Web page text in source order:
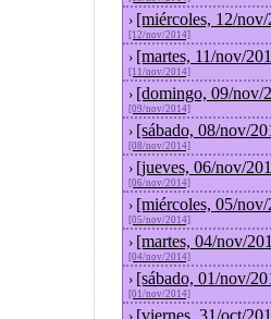
› [miércoles, 12/
[12/nov/2014]
› [martes, 11/nov/
[11/nov/2014]
› [domingo, 09/nov/
[09/nov/2014]
› [sábado, 08/nov/
[08/nov/2014]
› [jueves, 06/nov/
[06/nov/2014]
› [miércoles, 05/
[05/nov/2014]
› [martes, 04/nov/
[04/nov/2014]
› [sábado, 01/nov/
[01/nov/2014]
[viernes, 31/oct/